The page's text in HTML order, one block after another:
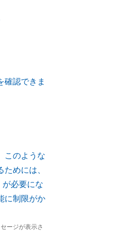
ージが表示さ